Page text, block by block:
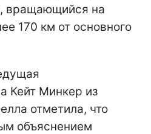
вращающийся на
170 км от основного
Кейт Минкер из
отметила, что
объяснением